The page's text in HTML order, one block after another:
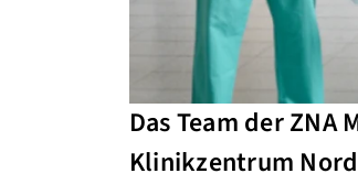
Das Team der
Klinikzentrum